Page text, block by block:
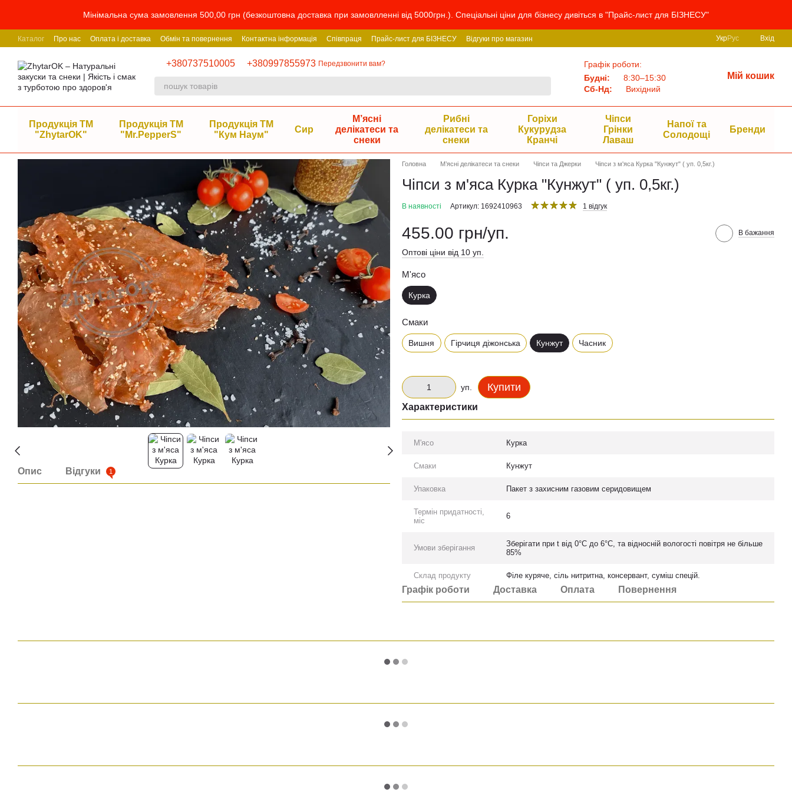
Мінімальна сума замовлення 500,00 грн (безкоштовна доставка при замовлленні від 5000грн.). Спеціальні ціни для бізнесу дивіться в "Прайс-лист для БІЗНЕСУ"
Каталог Про нас Оплата і доставка Обмін та повернення Контактна інформація Співпраця Прайс-лист для БІЗНЕСУ Відгуки про магазин УкрРус Вхід
+380737510005 +380997855973 Передзвонити вам?
Графік роботи:
Будні:
8:30–15:30
Сб-Нд:
Вихідний
Мій кошик
Продукція ТМ
"ZhytarOK"
Продукція ТМ
"Mr.PepperS"
Продукція ТМ
"Кум Наум"
Сир
М’ясні
делікатеси та
снеки
Рибні
делікатеси та
снеки
Горіхи
Кукурудза
Кранчі
Чіпси
Грінки
Лаваш
Напої та
Солодощі
Бренди
Опис Відгуки 1
Головна М’ясні делікатеси та снеки Чіпси та Джерки Чіпси з м'яса Курка "Кунжут" ( уп. 0,5кг.)
Чіпси з м'яса Курка "Кунжут" ( уп. 0,5кг.)
В наявності Артикул: 1692410963 1 відгук
455.00 грн/уп. В бажання
Оптові ціни від 10 уп.
М'ясо
Курка
Смаки
Вишня Гірчиця діжонська Кунжут Часник
уп. Купити
Характеристики
М'ясо Курка
Смаки Кунжут
Упаковка Пакет з захисним газовим серидовищем
Термін придатності,
міс
6
Умови зберігання
Зберiгати при t вiд 0°C до 6°C, та вiдноснiй вологостi повiтря не бiльше
85%
Склад продукту Філе куряче, сіль нитритна, консервант, суміш спецій.
Графік роботи Доставка Оплата Повернення